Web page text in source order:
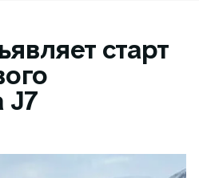
старт
J7